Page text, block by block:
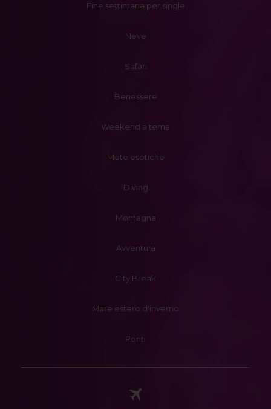
Fine settimana per single
Neve
Safari
Benessere
Weekend a tema
Mete esotiche
Diving
Montagna
Avventura
City Break
Mare estero d'inverno
Ponti